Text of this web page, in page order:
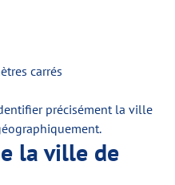
carrés
précisément la ville
la ville de